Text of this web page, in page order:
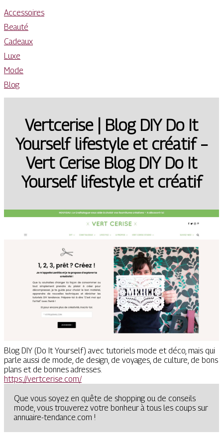
Accessoires
Beauté
Cadeaux
Luxe
Mode
Blog
Vertcerise | Blog DIY Do It
Yourself lifestyle et créatif –
Vert Cerise Blog DIY Do It
Yourself lifestyle et créatif
Blog DIY (Do It Yourself) avec tutoriels mode et déco, mais qui
parle aussi de mode, de design, de voyages, de culture, de bons
plans et de bonnes adresses.
https://vertcerise.com/
Que vous soyez en quête de shopping ou de conseils
mode, vous trouverez votre bonheur à tous les coups sur
annuaire-tendance.com !